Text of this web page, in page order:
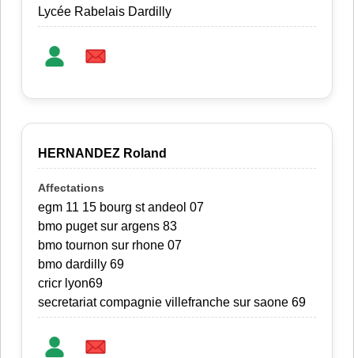
Lycée Rabelais Dardilly
HERNANDEZ Roland
egm 11 15 bourg st andeol 07
bmo puget sur argens 83
bmo tournon sur rhone 07
bmo dardilly 69
cricr lyon69
secretariat compagnie villefranche sur saone 69